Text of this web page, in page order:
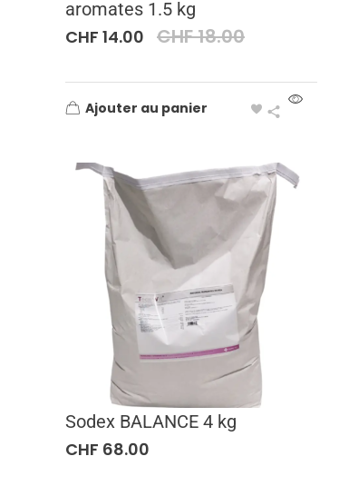
aromates 1.5 kg
CHF 14.00 CHF18.00
Ajouter au panier
Sodex BALANCE 4 kg
CHF 68.00